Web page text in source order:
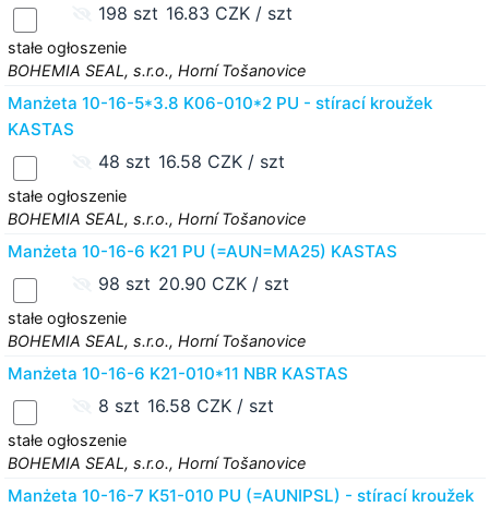
198 szt 16.83 CZK / szt
stałe ogłoszenie
BOHEMIA SEAL, s.r.o., Horní Tošanovice
Manżeta 10-16-5*3.8 K06-010*2 PU - stírací kroužek
KASTAS
48 szt 16.58 CZK / szt
stałe ogłoszenie
BOHEMIA SEAL, s.r.o., Horní Tošanovice
Manżeta 10-16-6 K21 PU (=AUN=MA25) KASTAS
98 szt 20.90 CZK / szt
stałe ogłoszenie
BOHEMIA SEAL, s.r.o., Horní Tošanovice
Manżeta 10-16-6 K21-010*11 NBR KASTAS
8 szt 16.58 CZK / szt
stałe ogłoszenie
BOHEMIA SEAL, s.r.o., Horní Tošanovice
Manżeta 10-16-7 K51-010 PU (=AUNIPSL) - stírací kroužek